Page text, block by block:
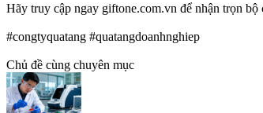
Hãy truy cập ngay giftone.com.vn để nhận trọn
#congtyquatang #quatangdoanhnghiep
Chủ đề cùng chuyên mục